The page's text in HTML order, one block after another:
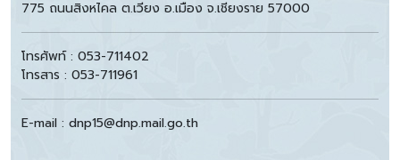
775 ถนนสิงหไคล ต.เวียง อ.เมือง จ.เชียงราย 57000
โทรศัพท์ : 053-711402
โทรสาร : 053-711961
E-mail : dnp15@dnp.mail.go.th